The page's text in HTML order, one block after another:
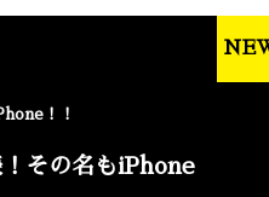
！！
その名もiPhone